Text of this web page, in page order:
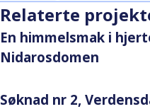
Relaterte
En himmelsmak i
Nidarosdomen
Søknad nr 2,